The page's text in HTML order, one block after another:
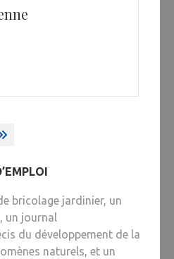
bricolage jardinier, un
un journal
du développement de la
naturels, et un